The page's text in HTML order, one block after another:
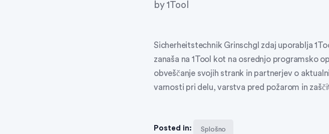
by1Tool
Sicherheitstechnik Grinschgl zdaj uporablja
zanaša na 1Tool kot na osrednjo programsko
obveščanje svojih strank in partnerjev o
varnosti pri delu, varstva pred požarom in
Posted in: Splošno